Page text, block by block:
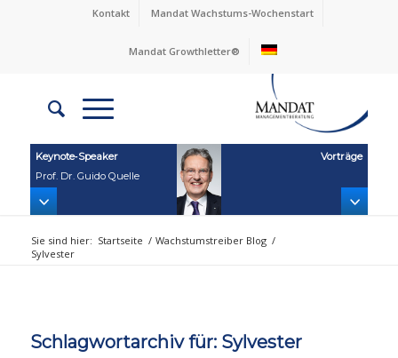
Kontakt Mandat Wachstums-Wochenstart
Mandat Growthletter®
Keynote‑Speaker
Prof. Dr. Guido Quelle
Vorträge
Sie sind hier: Startseite / Wachstumstreiber Blog /
Sylvester
Schlagwortarchiv für: Sylvester